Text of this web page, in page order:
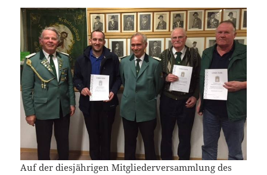
Auf der diesjährigen Mitgliederversammlung des